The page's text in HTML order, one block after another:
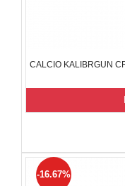
CALCIO KALIBRGUN
-16.67%